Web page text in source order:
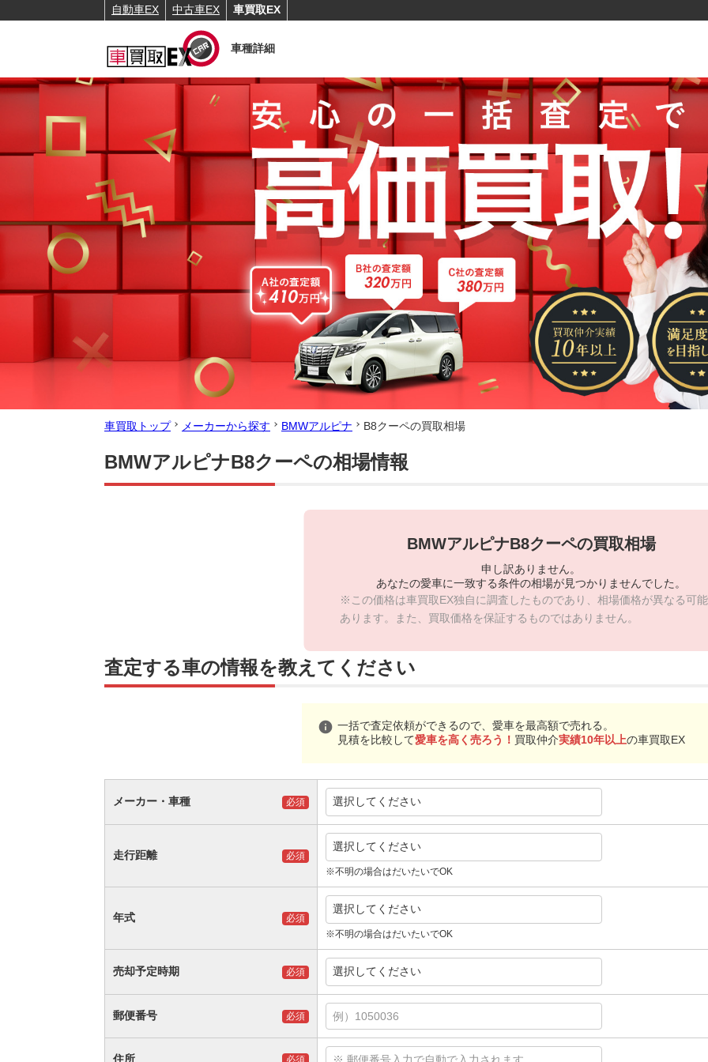
自動車EX 中古車EX 車買取EX
車種詳細
車買取トップ メーカーから探す BMWアルピナ B8クーペの買取相場
BMWアルピナB8クーペの相場情報
BMWアルピナB8クーペの買取相場
申し訳ありません。
あなたの愛車に一致する条件の相場が見つかりませんでした。
※この価格は車買取EX独自に調査したものであり、相場価格が異なる可
あります。また、買取価格を保証するものではありません。
査定する車の情報を教えてください
info 一括で査定依頼ができるので、愛車を最高額で売れる。
見積を比較して愛車を高く売ろう！ 買取仲介実績10年以上の車買取EX
メーカー・車種 必須 選択してください
走行距離 必須
選択してください
※不明の場合はだいたいでOK
年式 必須
選択してください
※不明の場合はだいたいでOK
売却予定時期 必須 選択してください
郵便番号 必須
住所 必須